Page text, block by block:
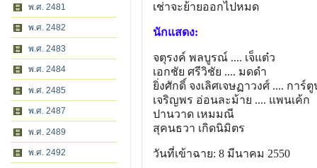
พ.ศ. 2481
พ.ศ. 2482
พ.ศ. 2483
พ.ศ. 2484
พ.ศ. 2485
พ.ศ. 2487
พ.ศ. 2489
พ.ศ. 2492
เช่าจะย้ายออกไปหมด
นักแสดง:
จตุรงค์ พลบูรณ์ .... เจ็แต๋ว
เอกชัย ศรีวิชัย .... มดดำ
ยิ่งศักดิ์ จงเลิศเจษฏาวงศ์ .... การ์ตู
เจริญพร อ่อนละม้าย .... แพนเค้ก
ปานวาด เหมมณี
สุคนธวา เกิดนิมิตร
วันที่เข้าฉาย: 8 มีนาคม 2550